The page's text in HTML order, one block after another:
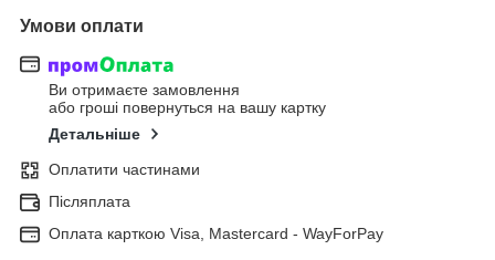
Умови оплати
Ви отримаєте замовлення
або гроші повернуться на вашу картку
Детальніше
Оплатити частинами
Післяплата
Оплата карткою Visa, Mastercard - WayForPay